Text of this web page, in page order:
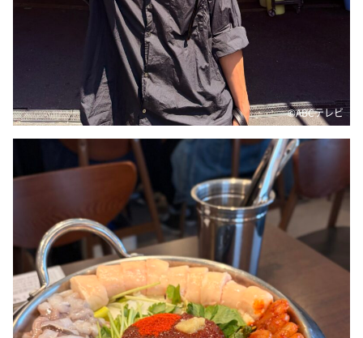
ザキ山小屋本館
ぺこぱのまるスポ
アナ回覧板
©ABCテレビ